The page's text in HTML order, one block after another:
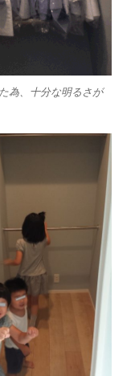
為、十分な明るさが